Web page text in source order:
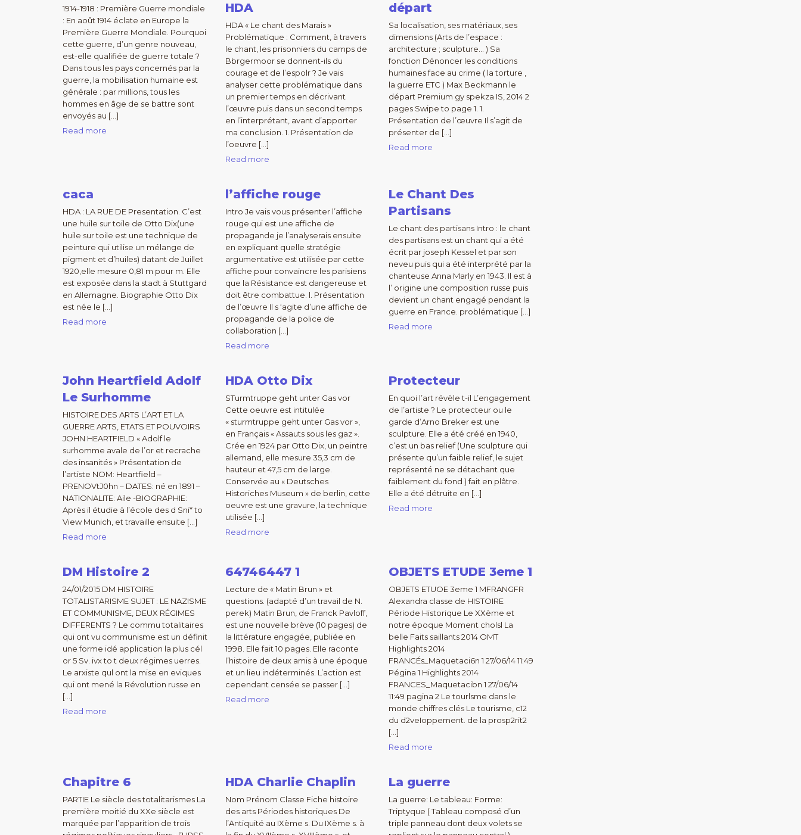
1914-1918 : Première Guerre mondiale
: En août 1914 éclate en Europe la
Première Guerre Mondiale. Pourquoi
cette guerre, d’un genre nouveau,
est-elle qualifiée de guerre totale ?
Dans tous les pays concernés par la
guerre, la mobilisation humaine est
générale : par millions, tous les
hommes en âge de se battre sont
envoyés au […]
Read more
HDA
HDA « Le chant des Marais »
Problématique : Comment, à travers
le chant, les prisonniers du camps de
Bbrgermoor se donnent-ils du
courage et de l’espolr ? Je vais
analyser cette problématique dans
un premier temps en décrivant
l’œuvre puis dans un second temps
en l’interprétant, avant d’apporter
ma conclusion. 1. Présentation de
l’oeuvre […]
Read more
départ
Sa localisation, ses matériaux, ses
dimensions (Arts de l’espace :
architecture ; sculpture… ) Sa
fonction Dénoncer les conditions
humaines face au crime ( la torture ,
la guerre ETC ) Max Beckmann le
départ Premium gy spekza IS, 2014 2
pages Swipe to page 1. 1.
Présentation de l’œuvre Il s’agit de
présenter de […]
Read more
caca
HDA : LA RUE DE Presentation. C’est
une huile sur toile de Otto Dix(une
huile sur toile est une technique de
peinture qui utilise un mélange de
pigment et d’huiles) datant de Juillet
1920,elle mesure 0,81 m pour m. Elle
est exposée dans la stadt à Stuttgard
en Allemagne. Biographie Otto Dix
est née le […]
Read more
l’affiche rouge
Intro Je vais vous présenter l’affiche
rouge qui est une affiche de
propagande je l’analyserais ensuite
en expliquant quelle stratégie
argumentative est utilisée par cette
affiche pour convaincre les parisiens
que la Résistance est dangereuse et
doit être combattue. l. Présentation
de l’œuvre Il s ‘agite d’une affiche de
propagande de la police de
collaboration […]
Read more
Le Chant Des
Partisans
Le chant des partisans Intro : le chant
des partisans est un chant qui a été
écrit par joseph Kessel et par son
neveu puis qui a été interprété par la
chanteuse Anna Marly en 1943. Il est à
l’ origine une composition russe puis
devient un chant engagé pendant la
guerre en France. problématique […]
Read more
John Heartfield Adolf
Le Surhomme
HISTOIRE DES ARTS L’ART ET LA
GUERRE ARTS, ETATS ET POUVOIRS
JOHN HEARTFIELD « Adolf le
surhomme avale de l’or et recrache
des insanités » Présentation de
l’artiste NOM: Heartfield –
PRENOVtJ0hn – DATES: né en 1891 –
NATIONALITE: Aile -BIOGRAPHIE:
Après il étudie à l’école des d Sni* to
View Munich, et travaille ensuite […]
Read more
HDA Otto Dix
STurmtruppe geht unter Gas vor
Cette oeuvre est intitulée
« sturmtruppe geht unter Gas vor »,
en Français « Assauts sous les gaz ».
Crée en 1924 par Otto Dix, un peintre
allemand, elle mesure 35,3 cm de
hauteur et 47,5 cm de large.
Conservée au « Deutsches
Historiches Museum » de berlin, cette
oeuvre est une gravure, la technique
utilisée […]
Read more
Protecteur
En quoi l’art révèle t-il L’engagement
de l’artiste ? Le protecteur ou le
garde d’Arno Breker est une
sculpture. Elle a été créé en 1940,
c’est un bas relief (Une sculpture qui
présente qu’un faible relief, le sujet
représenté ne se détachant que
faiblement du fond ) fait en plâtre.
Elle a été détruite en […]
Read more
DM Histoire 2
24/01/2015 DM HISTOIRE
TOTALISTARISME SUJET : LE NAZISME
ET COMMUNISME, DEUX RÉGIMES
DIFFERENTS ? Le commu totalitaires
qui ont vu communisme est un définit
une forme idé application la plus cél
or 5 Sv. ivx to t deux régimes uerres.
Le arxiste qul ont la mise en eviques
qui ont mené la Révolution russe en
[…]
Read more
64746447 1
Lecture de « Matin Brun » et
questions. (adapté d’un travail de N.
perek) Matin Brun, de Franck Pavloff,
est une nouvelle brève (10 pages) de
la littérature engagée, publiée en
1998. Elle fait 10 pages. Elle raconte
l’histoire de deux amis à une époque
et un lieu indéterminés. L’action est
cependant censée se passer […]
Read more
OBJETS ETUDE 3eme 1
OBJETS ETUOE 3eme 1 MFRANGFR
Alexandra classe de HISTOIRE
Période Historique Le XXème et
notre époque Moment cholsl La
belle Faits saillants 2014 OMT
Highlights 2014
FRANCÉs_Maquetaci6n 1 27/06/14 11:49
Pégina 1 Highlights 2014
FRANCES_Maquetacibn 1 27/06/14
11:49 pagina 2 Le tourlsme dans le
monde chiffres clés Le tourisme, c12
du d2veIoppement. de la prosp2rit2
[…]
Read more
Chapitre 6
PARTIE Le siècle des totalitarismes La
première moitié du XXe siècle est
marquée par l’apparition de trois
HDA Charlie Chaplin
Nom Prénom Classe Fiche histoire
des arts Périodes historiques De
l’Antiquité au IXème s. Du IXème s. à
La guerre
La guerre: Le tableau: Forme:
Triptyque ( Tableau composé d’un
triple panneau dont deux volets se